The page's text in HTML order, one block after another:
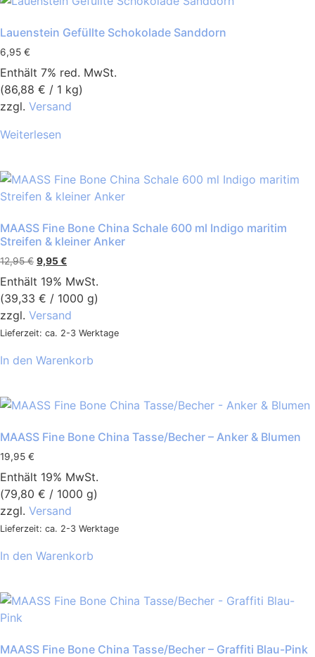
Lauenstein Gefüllte Schokolade Sanddorn
6,95 €
Enthält 7% red. MwSt.
(86,88 € / 1 kg)
zzgl. Versand
Weiterlesen
MAASS Fine Bone China Schale 600 ml Indigo maritim
Streifen & kleiner Anker
12,95€ 9,95€
Enthält 19% MwSt.
(39,33 € / 1000 g)
zzgl. Versand
Lieferzeit: ca. 2-3 Werktage
In den Warenkorb
MAASS Fine Bone China Tasse/Becher – Anker & Blumen
19,95 €
Enthält 19% MwSt.
(79,80 € / 1000 g)
zzgl. Versand
Lieferzeit: ca. 2-3 Werktage
In den Warenkorb
MAASS Fine Bone China Tasse/Becher – Graffiti Blau-Pink